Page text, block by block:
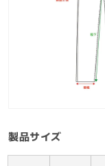
製品サイズ